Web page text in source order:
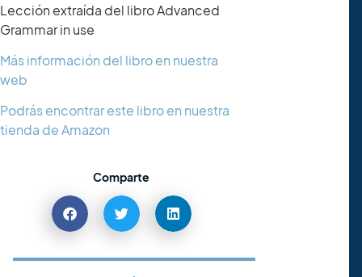
Lección extraída del libro Advanced
Grammar in use
Más información del libro en nuestra
web
Podrás encontrar este libro en nuestra
tienda de Amazon
Comparte